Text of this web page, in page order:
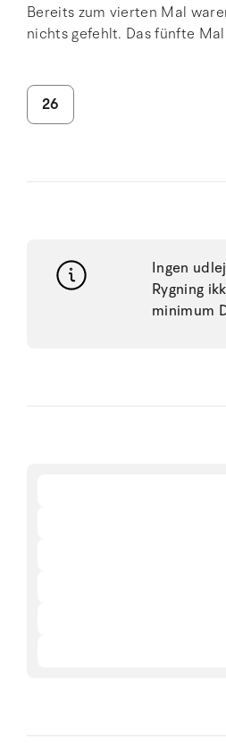
Bereits zum vierten Mal
nichts gefehlt. Das fünfte
26
Ingen
Rygning
minimum